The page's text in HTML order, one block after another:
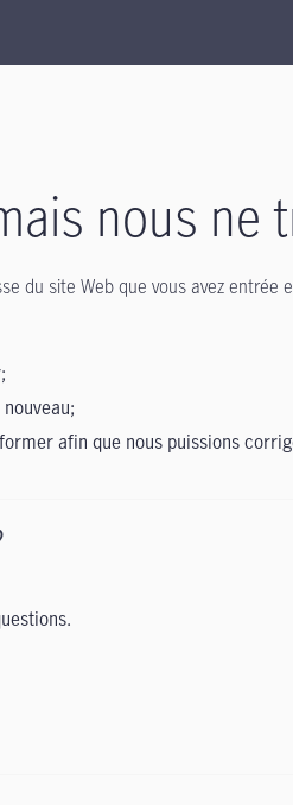
nous ne
du site Web que vous avez entrée
afin que nous puissions